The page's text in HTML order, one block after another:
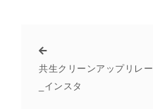
共生クリーンアップリレー
_インスタ